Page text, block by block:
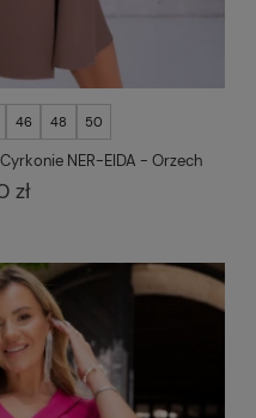
46 48 50
NER-EIDA - Orzech
zł